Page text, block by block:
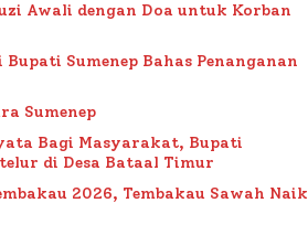
Awali dengan Doa untuk Korban
Sumenep Bahas Penanganan
Sumenep
Bagi Masyarakat, Bupati
di Desa Bataal Timur
2026, Tembakau Sawah Naik